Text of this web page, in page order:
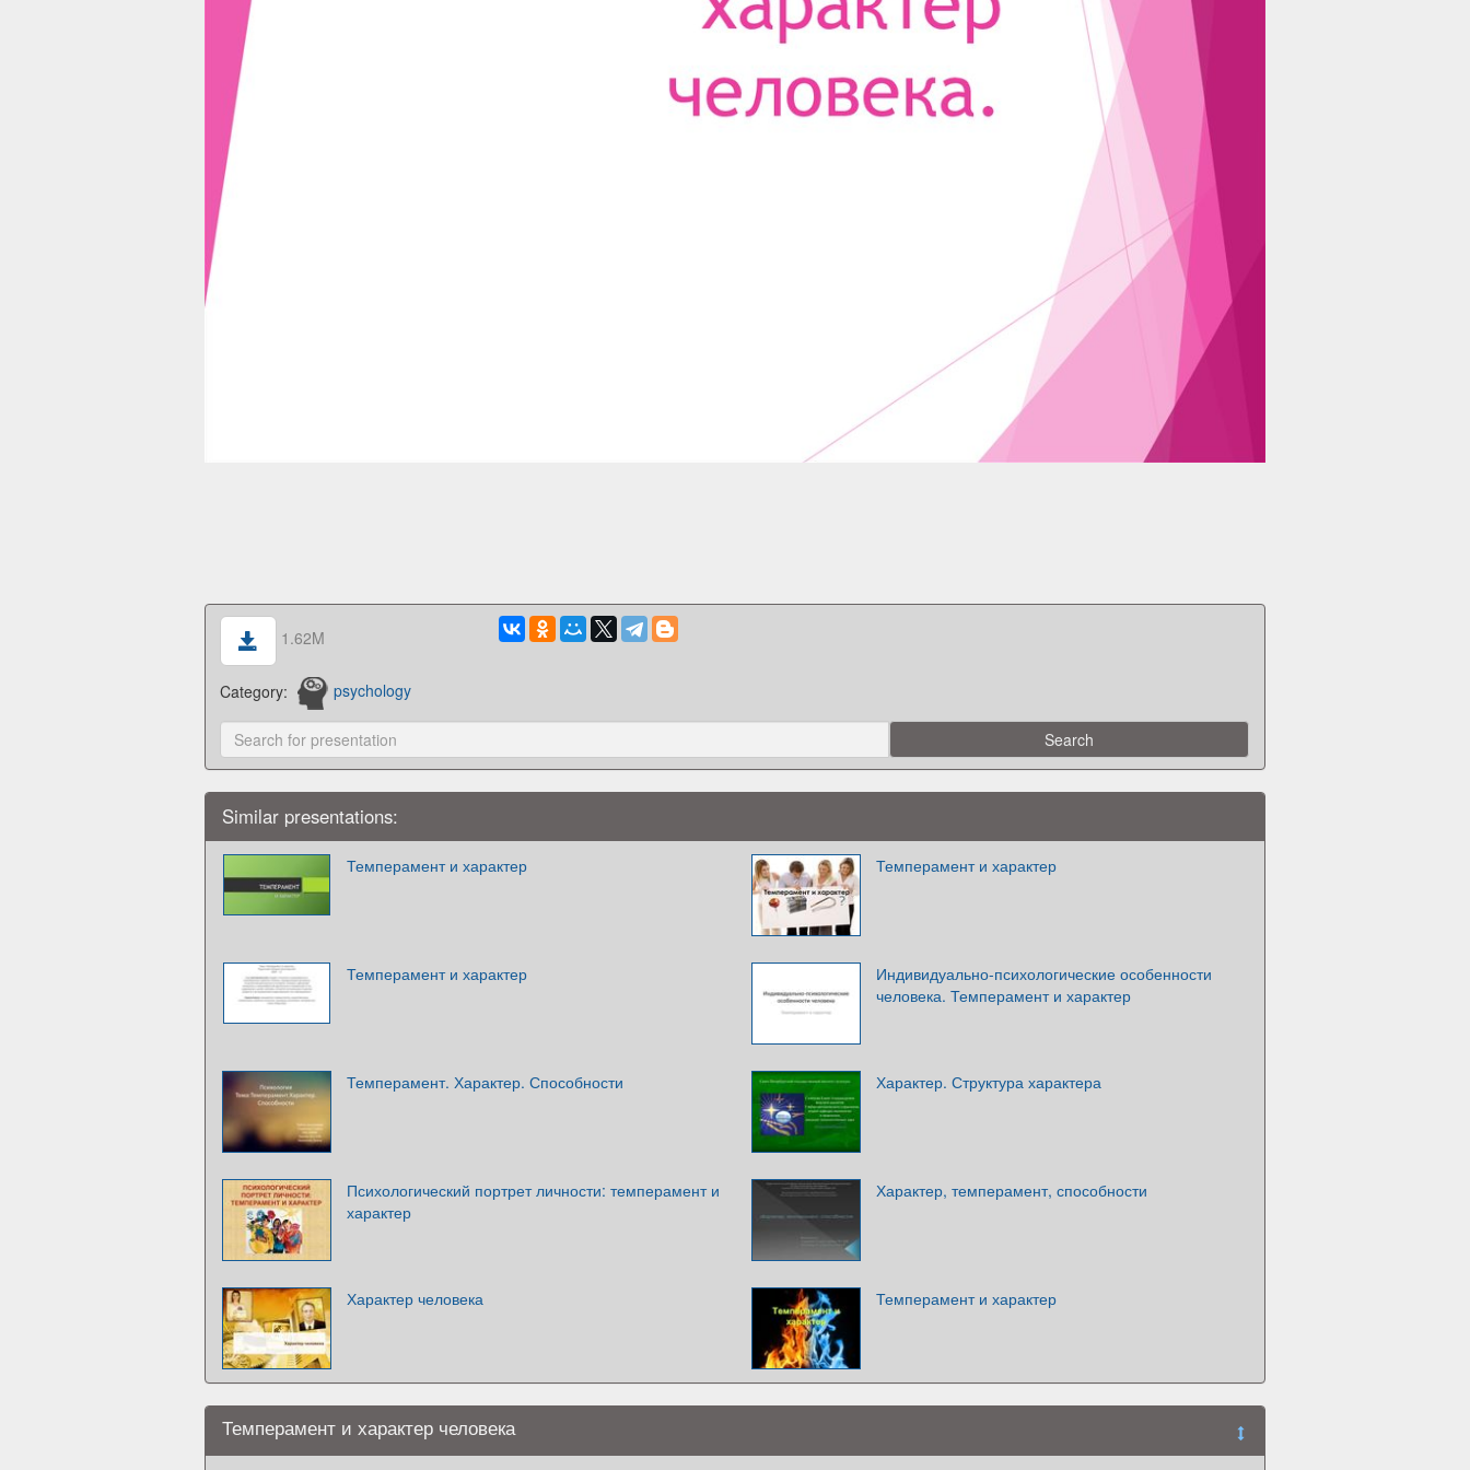
1.62M
Category: psychology
Similar presentations:
Темперамент и характер Темперамент и характер
Темперамент и характер
Индивидуально-психологические особенности
человека. Темперамент и характер
Темперамент. Характер. Способности Характер. Структура характера
Психологический портрет личности: темперамент и
характер
Характер, темперамент, способности
Характер человека Темперамент и характер
Темперамент и характер человека